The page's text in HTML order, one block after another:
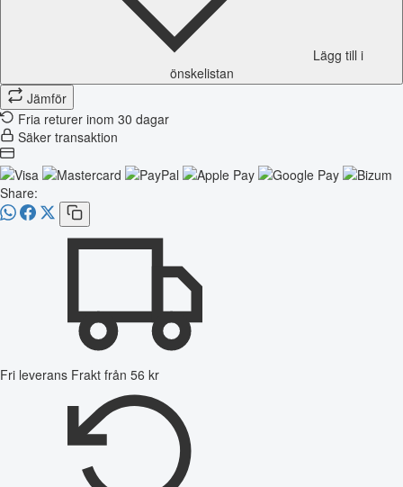
Lägg till i
önskelistan
Jämför
Fria returer inom 30 dagar
Säker transaktion
Share:
Fri leverans Frakt från 56 kr